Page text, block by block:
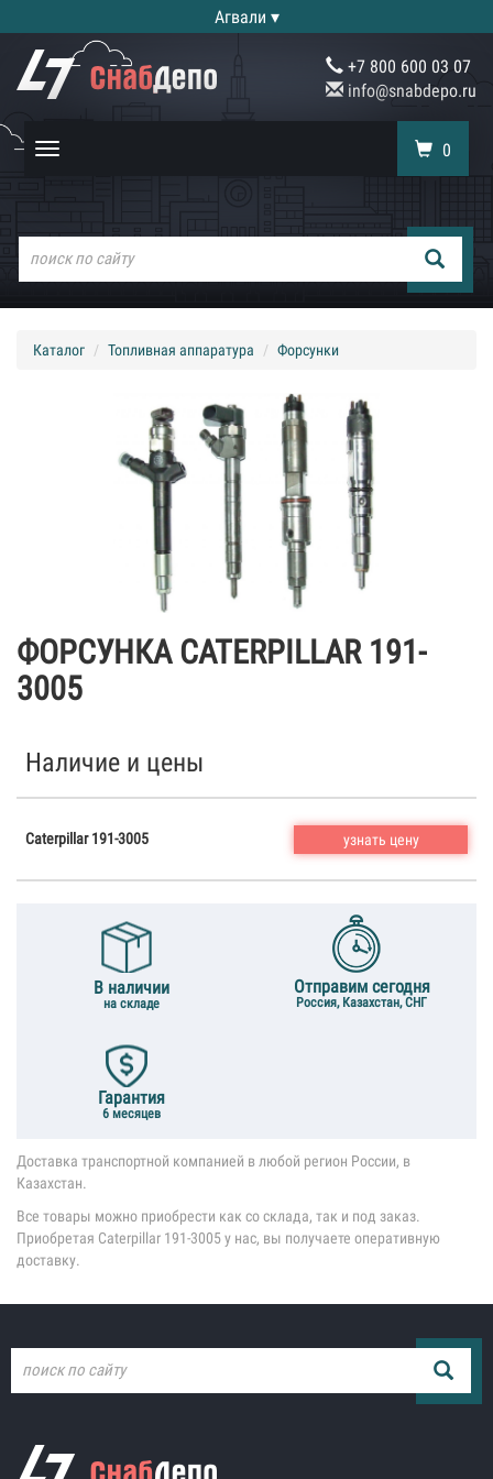
Агвали ▾
+7 800 600 03 07
info@snabdepo.ru
Toggle
0
Каталог Топливная аппаратура Форсунки
ФОРСУНКА CATERPILLAR 191-
3005
Наличие и цены
Caterpillar 191-3005 узнать цену
В наличии
на складе
Отправим сегодня
Россия, Казахстан, СНГ
Гарантия
6 месяцев
Доставка транспортной компанией в любой регион России, в
Казахстан.
Все товары можно приобрести как со склада, так и под заказ.
Приобретая Caterpillar 191-3005 у нас, вы получаете оперативную
доставку.